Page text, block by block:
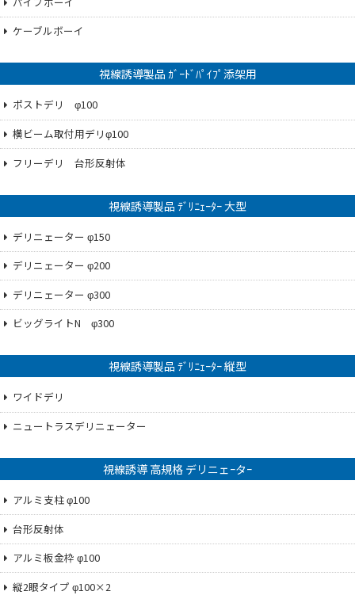
ケーブルボーイ
視線誘導製品 ｶﾞｰﾄﾞﾊﾟｲﾌﾟ添架用
ポストデリ φ100
横ビーム取付用デリφ100
フリーデリ 台形反射体
視線誘導製品 ﾃﾞﾘﾆｪｰﾀｰ 大型
デリニェーター φ150
デリニェーター φ200
デリニェーター φ300
ビッグライトN φ300
視線誘導製品 ﾃﾞﾘﾆｪｰﾀｰ 縦型
ワイドデリ
ニュートラスデリニェーター
視線誘導 高規格 デリニェｰタｰ
アルミ支柱 φ100
台形反射体
アルミ板金枠 φ100
縦2眼タイプ φ100×2